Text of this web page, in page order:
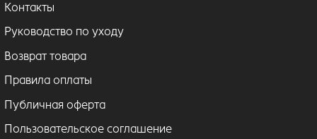
Контакты
Руководство по уходу
Возврат товара
Правила оплаты
Публичная оферта
Пользовательское соглашение